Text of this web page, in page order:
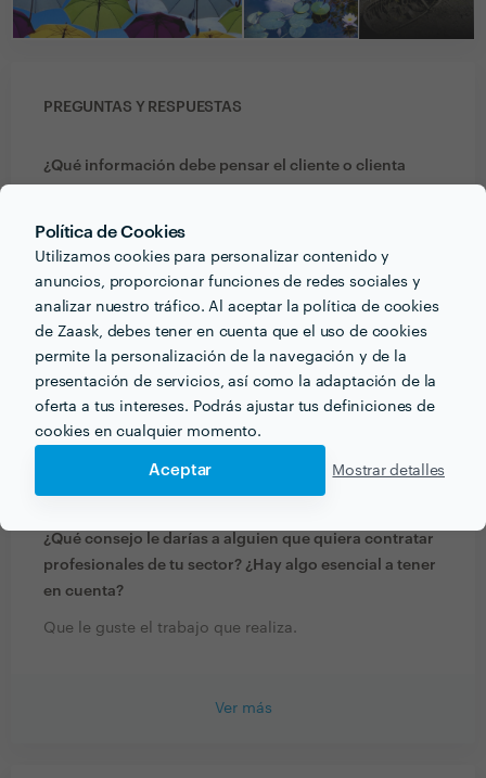
Política de Cookies
Utilizamos cookies para personalizar contenido y
anuncios, proporcionar funciones de redes sociales y
analizar nuestro tráfico. Al aceptar la política de cookies
de Zaask, debes tener en cuenta que el uso de cookies
permite la personalización de la navegación y de la
presentación de servicios, así como la adaptación de la
oferta a tus intereses. Podrás ajustar tus definiciones de
cookies en cualquier momento.
Aceptar Mostrar detalles
PREGUNTAS Y RESPUESTAS
¿Qué información debe pensar el cliente o clienta
Tener una idea concreta de lo que quiere obtener y de
su valoración real del proyecto.
¿Qué formación y experiencia tienes que estén
relacionadas con tu trabajo?
Llevo más de veinte años en realizando diferentes
proyectos en video y fotografía y en todo ese tiempo
estado impartiendo clases de estos temas.
¿Qué consejo le darías a alguien que quiera contratar
profesionales de tu sector? ¿Hay algo esencial a tener
en cuenta?
Que le guste el trabajo que realiza.
Ver más